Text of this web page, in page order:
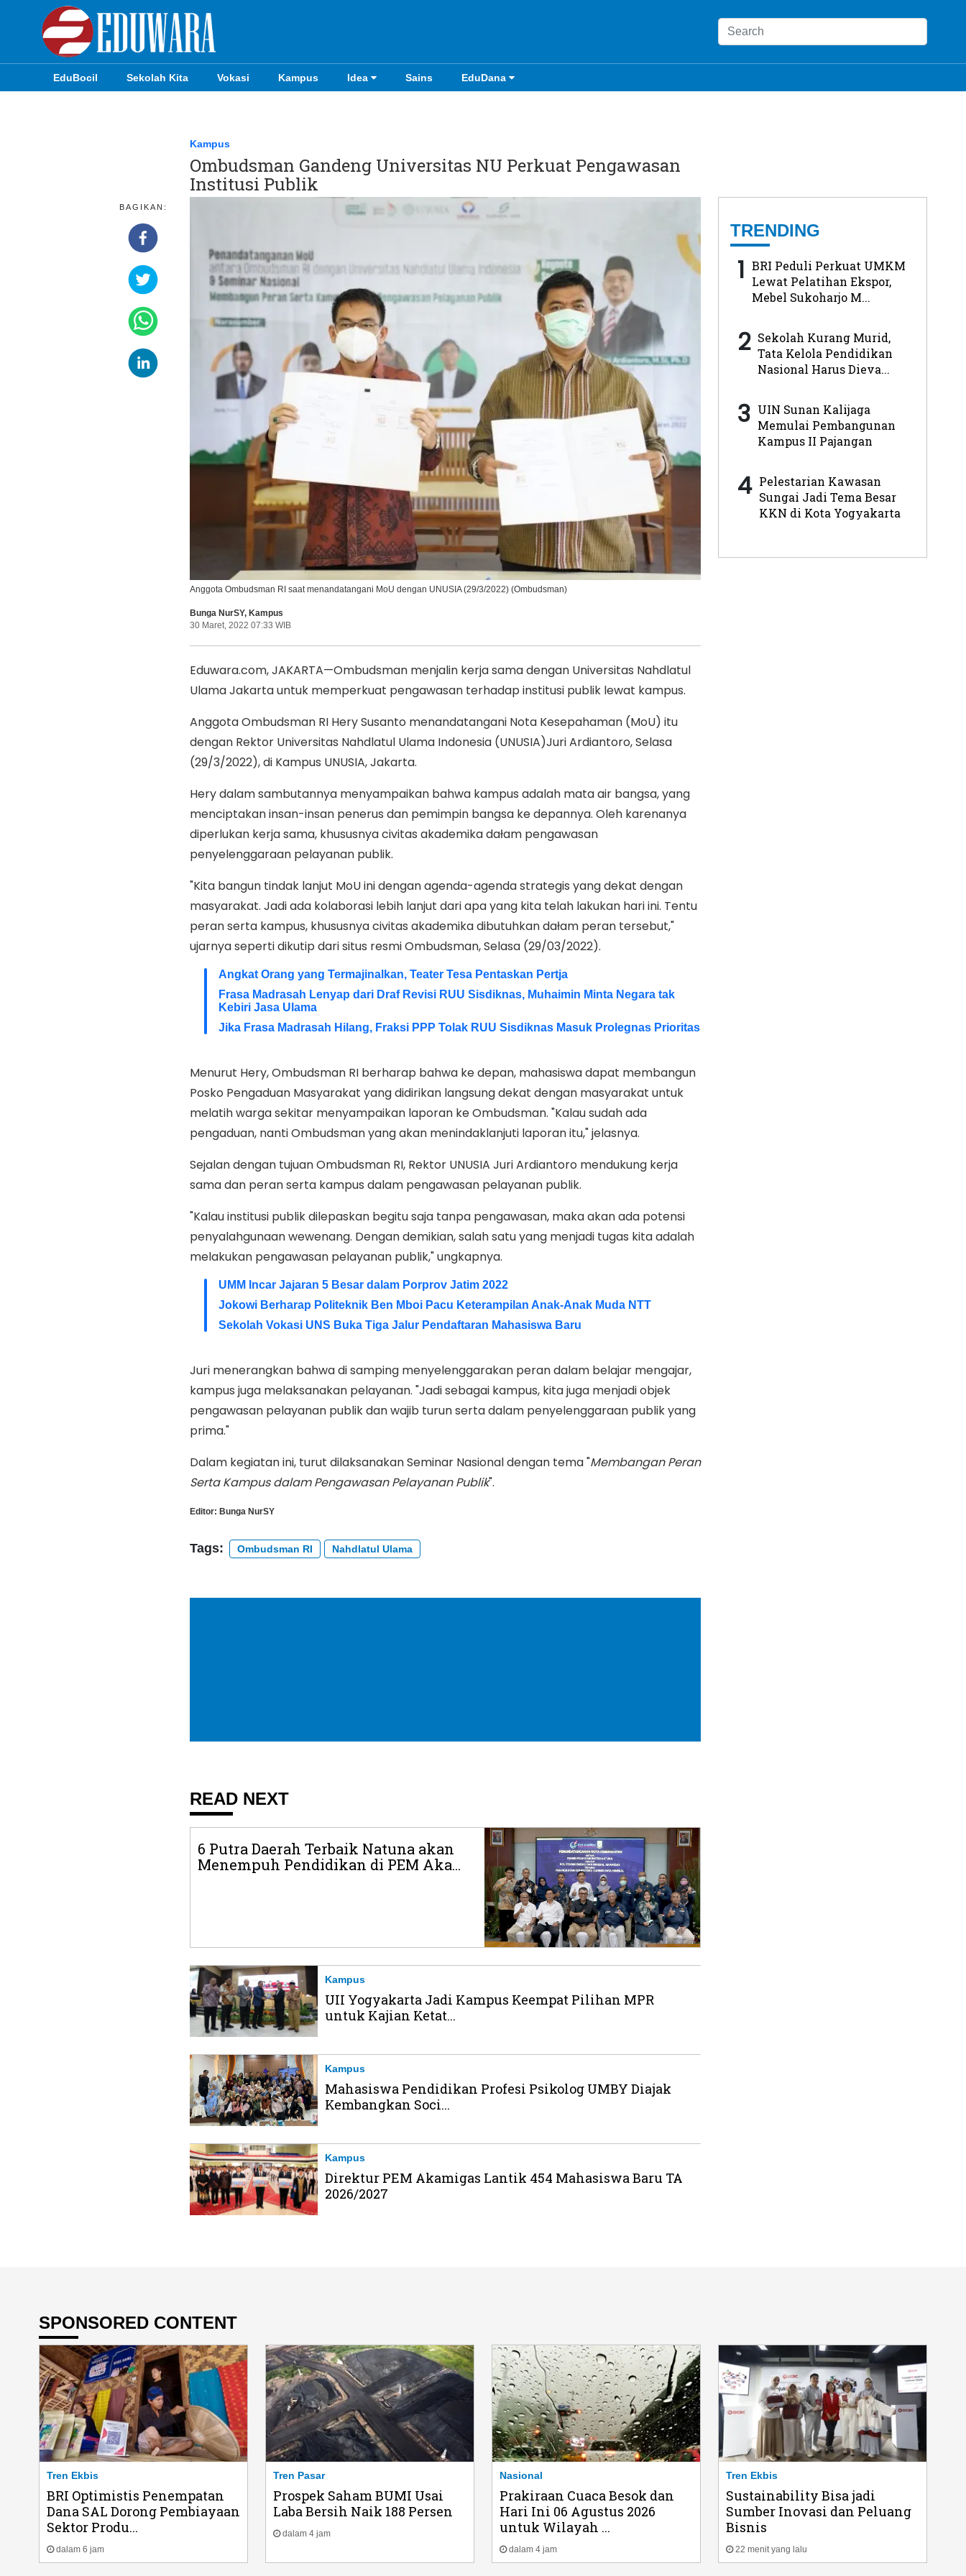
EduBocil Sekolah Kita Vokasi Kampus Idea Sains EduDana
Kampus
Ombudsman Gandeng Universitas NU Perkuat Pengawasan
Institusi Publik
BAGIKAN:
Anggota Ombudsman RI saat menandatangani MoU dengan UNUSIA (29/3/2022) (Ombudsman)
Bunga NurSY, Kampus
30 Maret, 2022 07:33 WIB
Eduwara.com, JAKARTA—Ombudsman menjalin kerja sama dengan Universitas Nahdlatul
Ulama Jakarta untuk memperkuat pengawasan terhadap institusi publik lewat kampus.
Anggota Ombudsman RI Hery Susanto menandatangani Nota Kesepahaman (MoU) itu
dengan Rektor Universitas Nahdlatul Ulama Indonesia (UNUSIA)Juri Ardiantoro, Selasa
(29/3/2022), di Kampus UNUSIA, Jakarta.
Hery dalam sambutannya menyampaikan bahwa kampus adalah mata air bangsa, yang
menciptakan insan-insan penerus dan pemimpin bangsa ke depannya. Oleh karenanya
diperlukan kerja sama, khususnya civitas akademika dałam pengawasan
penyelenggaraan pelayanan publik.
"Kita bangun tindak lanjut MoU ini dengan agenda-agenda strategis yang dekat dengan
masyarakat. Jadi ada kolaborasi lebih lanjut dari apa yang kita telah lakukan hari ini. Tentu
peran serta kampus, khususnya civitas akademika dibutuhkan dałam peran tersebut,"
ujarnya seperti dikutip dari situs resmi Ombudsman, Selasa (29/03/2022).
Angkat Orang yang Termajinalkan, Teater Tesa Pentaskan Pertja
Frasa Madrasah Lenyap dari Draf Revisi RUU Sisdiknas, Muhaimin Minta Negara tak
Kebiri Jasa Ulama
Jika Frasa Madrasah Hilang, Fraksi PPP Tolak RUU Sisdiknas Masuk Prolegnas Prioritas
Menurut Hery, Ombudsman RI berharap bahwa ke depan, mahasiswa dapat membangun
Posko Pengaduan Masyarakat yang didirikan langsung dekat dengan masyarakat untuk
melatih warga sekitar menyampaikan laporan ke Ombudsman. "Kalau sudah ada
pengaduan, nanti Ombudsman yang akan menindaklanjuti laporan itu," jelasnya.
Sejalan dengan tujuan Ombudsman RI, Rektor UNUSIA Juri Ardiantoro mendukung kerja
sama dan peran serta kampus dalam pengawasan pelayanan publik.
"Kalau institusi publik dilepaskan begitu saja tanpa pengawasan, maka akan ada potensi
penyalahgunaan wewenang. Dengan demikian, salah satu yang menjadi tugas kita adalah
melakukan pengawasan pelayanan publik," ungkapnya.
UMM Incar Jajaran 5 Besar dalam Porprov Jatim 2022
Jokowi Berharap Politeknik Ben Mboi Pacu Keterampilan Anak-Anak Muda NTT
Sekolah Vokasi UNS Buka Tiga Jalur Pendaftaran Mahasiswa Baru
Juri menerangkan bahwa di samping menyelenggarakan peran dalam belajar mengajar,
kampus juga melaksanakan pelayanan. "Jadi sebagai kampus, kita juga menjadi objek
pengawasan pelayanan publik dan wajib turun serta dalam penyelenggaraan publik yang
prima."
Dalam kegiatan ini, turut dilaksanakan Seminar Nasional dengan tema "Membangan Peran
Serta Kampus dalam Pengawasan Pelayanan Publik".
Editor: Bunga NurSY
Tags: Ombudsman RI Nahdlatul Ulama
READ NEXT
6 Putra Daerah Terbaik Natuna akan
Menempuh Pendidikan di PEM Aka...
Kampus
UII Yogyakarta Jadi Kampus Keempat Pilihan MPR
untuk Kajian Ketat...
Kampus
Mahasiswa Pendidikan Profesi Psikolog UMBY Diajak
Kembangkan Soci...
Kampus
Direktur PEM Akamigas Lantik 454 Mahasiswa Baru TA
2026/2027
TRENDING
1 BRI Peduli Perkuat UMKM
Lewat Pelatihan Ekspor,
Mebel Sukoharjo M...
2 Sekolah Kurang Murid,
Tata Kelola Pendidikan
Nasional Harus Dieva...
3 UIN Sunan Kalijaga
Memulai Pembangunan
Kampus II Pajangan
4 Pelestarian Kawasan
Sungai Jadi Tema Besar
KKN di Kota Yogyakarta
SPONSORED CONTENT
Tren Ekbis
BRI Optimistis Penempatan
Dana SAL Dorong Pembiayaan
Sektor Produ...
dalam 6 jam
Tren Pasar
Prospek Saham BUMI Usai
Laba Bersih Naik 188 Persen
dalam 4 jam
Nasional
Prakiraan Cuaca Besok dan
Hari Ini 06 Agustus 2026
untuk Wilayah ...
dalam 4 jam
Tren Ekbis
Sustainability Bisa jadi
Sumber Inovasi dan Peluang
Bisnis
22 menit yang lalu